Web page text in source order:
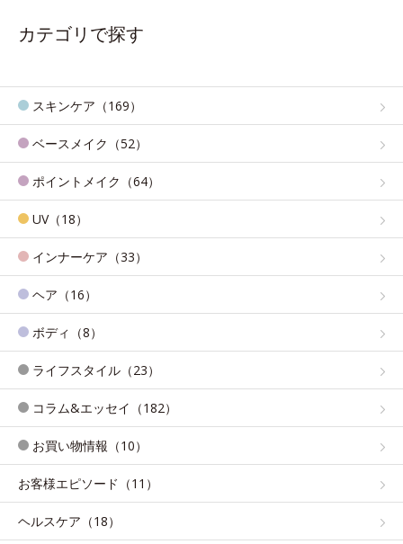
カテゴリで探す
スキンケア（169）
ベースメイク（52）
ポイントメイク（64）
UV（18）
インナーケア（33）
ヘア（16）
ボディ（8）
ライフスタイル（23）
コラム&エッセイ（182）
お買い物情報（10）
お客様エピソード（11）
ヘルスケア（18）